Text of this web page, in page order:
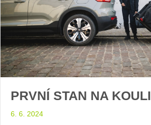
PRVNÍ STAN NA KOULI
6. 6. 2024